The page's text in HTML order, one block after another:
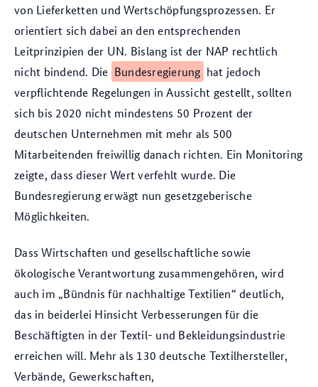
von Lieferketten und Wertschöpfungsprozessen. Er
orientiert sich dabei an den entsprechenden
Leitprinzipien der UN. Bislang ist der NAP rechtlich
nicht bindend. Die Bundesregierung hat jedoch
verpflichtende Regelungen in Aussicht gestellt, sollten
sich bis 2020 nicht mindestens 50 Prozent der
deutschen Unternehmen mit mehr als 500
Mitarbeitenden freiwillig danach richten. Ein Monitoring
zeigte, dass dieser Wert verfehlt wurde. Die
Bundesregierung erwägt nun gesetzgeberische
Möglichkeiten.
Dass Wirtschaften und gesellschaftliche sowie
ökologische Verantwortung zusammengehören, wird
auch im „Bündnis für nachhaltige Textilien“ deutlich,
das in beiderlei Hinsicht Verbesserungen für die
Beschäftigten in der Textil- und Bekleidungsindustrie
erreichen will. Mehr als 130 deutsche Textilhersteller,
Verbände, Gewerkschaften,